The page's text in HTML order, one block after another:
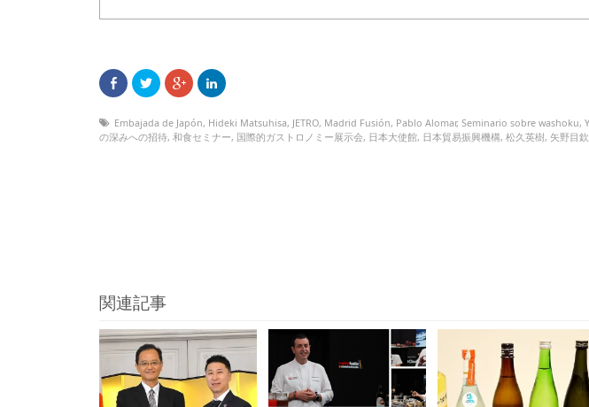
Embajada de Japón, Hideki Matsuhisa, JETRO, Madrid Fusión, Pablo Alomar, Seminario sobre washoku,
の深みへの招待, 和食セミナー, 国際的ガストロノミー展示会, 日本大使館, 日本貿易振興機構, 松久英樹, 矢野目
関連記事